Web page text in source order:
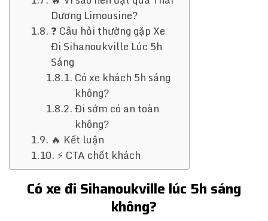
Dương Limousine?
❓ Câu hỏi thường gặp Xe
Đi Sihanoukville Lúc 5h
Sáng
Có xe khách 5h sáng
không?
Đi sớm có an toàn
không?
🔥 Kết luận
⚡ CTA chốt khách
Có xe đi Sihanoukville lúc 5h sáng
không?